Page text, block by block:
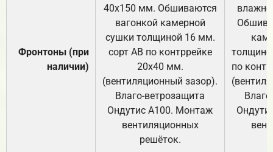
Фронтоны (при
наличии)
40х150 мм. Обшиваются
вагонкой камерной
сушки толщиной 16 мм.
сорт АВ по контррейке
20х40 мм.
(вентиляционный зазор).
Влаго-ветрозащита
Ондутис А100. Монтаж
вентиляционных
решёток.
по